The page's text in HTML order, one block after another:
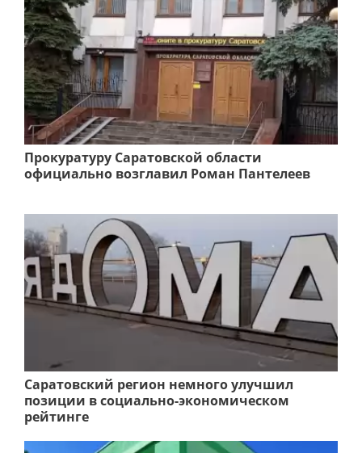
Прокуратуру Саратовской области
официально возглавил Роман Пантелеев
Саратовский регион немного улучшил
позиции в социально-экономическом
рейтинге